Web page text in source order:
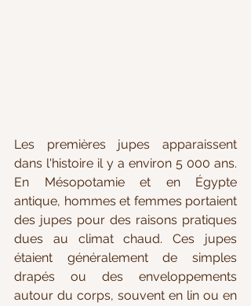
Les premières jupes apparaissent
dans l'histoire il y a environ 5 000 ans.
En Mésopotamie et en Égypte
antique, hommes et femmes portaient
des jupes pour des raisons pratiques
dues au climat chaud. Ces jupes
étaient généralement de simples
drapés ou des enveloppements
autour du corps, souvent en lin ou en